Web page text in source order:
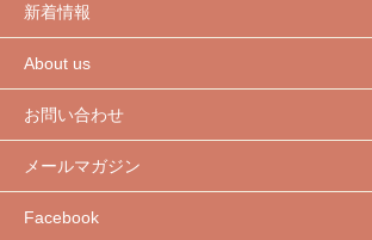
新着情報
About us
お問い合わせ
メールマガジン
Facebook